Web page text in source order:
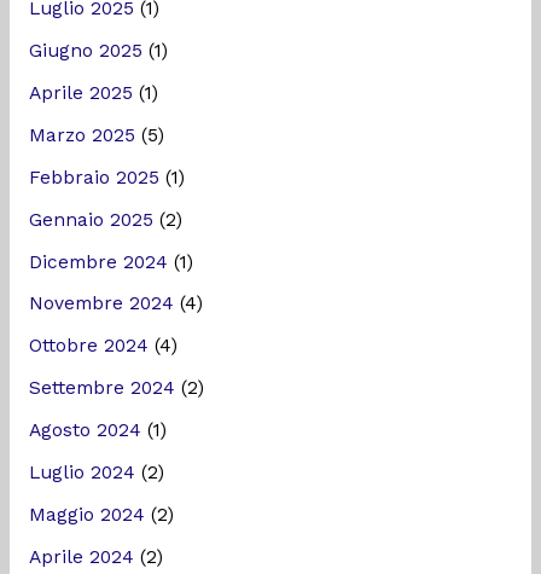
Luglio 2025 (1)
Giugno 2025 (1)
Aprile 2025 (1)
Marzo 2025 (5)
Febbraio 2025 (1)
Gennaio 2025 (2)
Dicembre 2024 (1)
Novembre 2024 (4)
Ottobre 2024 (4)
Settembre 2024 (2)
Agosto 2024 (1)
Luglio 2024 (2)
Maggio 2024 (2)
Aprile 2024 (2)